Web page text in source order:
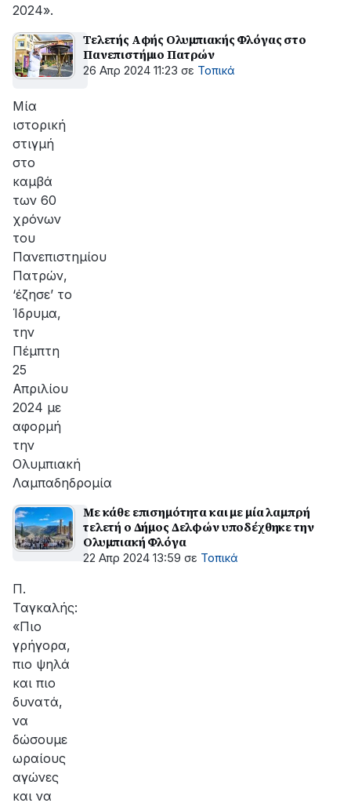
2024».
Τελετής Αφής Ολυμπιακής Φλόγας στο
Πανεπιστήμιο Πατρών
26 Απρ 2024 11:23 σε Τοπικά
Μία
ιστορική
στιγμή
στο
καμβά
των 60
χρόνων
του
Πανεπιστημίου
Πατρών,
‘έζησε’ το
Ίδρυμα,
την
Πέμπτη
25
Απριλίου
2024 με
αφορμή
την
Ολυμπιακή
Λαμπαδηδρομία
Με κάθε επισημότητα και με μία λαμπρή
τελετή ο Δήμος Δελφών υποδέχθηκε την
Ολυμπιακή Φλόγα
22 Απρ 2024 13:59 σε Τοπικά
Π.
Ταγκαλής:
«Πιο
γρήγορα,
πιο ψηλά
και πιο
δυνατά,
να
δώσουμε
ωραίους
αγώνες
και να